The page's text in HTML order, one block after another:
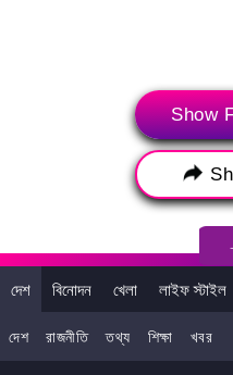
>
আপনি এটাও পছন্দ করতে পারেন
Show
দেশ বিনোদন খেলা লাইফ স্টাইল
দেশ রাজনীতি তথ্য শিক্ষা খবর